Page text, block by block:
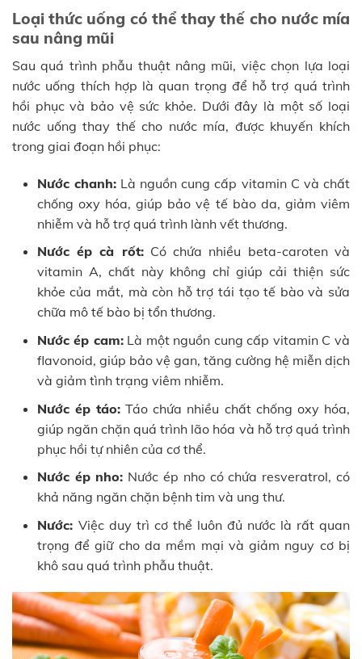
Loại thức uống có thể thay thế cho nước mía
sau nâng mũi
Sau quá trình phẫu thuật nâng mũi, việc chọn lựa loại
nước uống thích hợp là quan trọng để hỗ trợ quá trình
hồi phục và bảo vệ sức khỏe. Dưới đây là một số loại
nước uống thay thế cho nước mía, được khuyến khích
trong giai đoạn hồi phục:
Nước chanh:Là nguồn cung cấp vitamin C và chất
chống oxy hóa, giúp bảo vệ tế bào da, giảm viêm
nhiễm và hỗ trợ quá trình lành vết thương.
Nước ép cà rốt:Có chứa nhiều beta-caroten và
vitamin A, chất này không chỉ giúp cải thiện sức
khỏe của mắt, mà còn hỗ trợ tái tạo tế bào và sửa
chữa mô tế bào bị tổn thương.
Nước ép cam:Là một nguồn cung cấp vitamin C và
flavonoid, giúp bảo vệ gan, tăng cường hệ miễn dịch
và giảm tình trạng viêm nhiễm.
Nước ép táo: Táo chứa nhiều chất chống oxy hóa,
giúp ngăn chặn quá trình lão hóa và hỗ trợ quá trình
phục hồi tự nhiên của cơ thể.
Nước ép nho: Nước ép nho có chứa resveratrol, có
khả năng ngăn chặn bệnh tim và ung thư.
Nước: Việc duy trì cơ thể luôn đủ nước là rất quan
trọng để giữ cho da mềm mại và giảm nguy cơ bị
khô sau quá trình phẫu thuật.